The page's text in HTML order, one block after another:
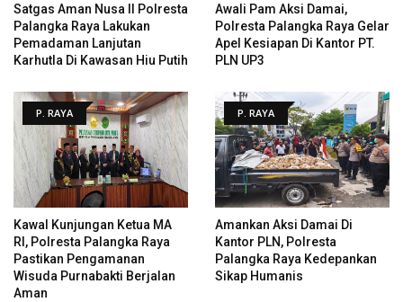
Satgas Aman Nusa II Polresta
Palangka Raya Lakukan
Pemadaman Lanjutan
Karhutla Di Kawasan Hiu Putih
Awali Pam Aksi Damai,
Polresta Palangka Raya Gelar
Apel Kesiapan Di Kantor PT.
PLN UP3
P. RAYA
Kawal Kunjungan Ketua MA
RI, Polresta Palangka Raya
Pastikan Pengamanan
Wisuda Purnabakti Berjalan
Aman
P. RAYA
Amankan Aksi Damai Di
Kantor PLN, Polresta
Palangka Raya Kedepankan
Sikap Humanis